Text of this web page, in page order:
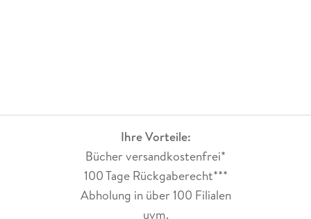
Ihre Vorteile:
Bücher versandkostenfrei*
100 Tage Rückgaberecht***
Abholung in über 100 Filialen
uvm.